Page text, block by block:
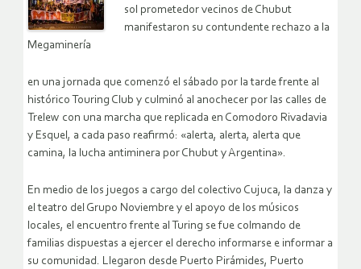
sol prometedor vecinos de Chubut
manifestaron su contundente rechazo a la
Megaminería
en una jornada que comenzó el sábado por la tarde frente al
histórico Touring Club y culminó al anochecer por las calles de
Trelew con una marcha que replicada en Comodoro Rivadavia
y Esquel, a cada paso reafirmó: «alerta, alerta, alerta que
camina, la lucha antiminera por Chubut y Argentina».
En medio de los juegos a cargo del colectivo Cujuca, la danza y
el teatro del Grupo Noviembre y el apoyo de los músicos
locales, el encuentro frente al Turing se fue colmando de
familias dispuestas a ejercer el derecho informarse e informar a
su comunidad. Llegaron desde Puerto Pirámides, Puerto